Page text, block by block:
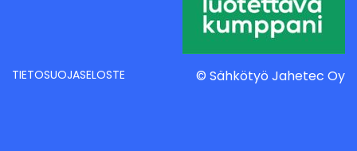
TIETOSUOJASELOSTE © Sähkötyö Jahetec Oy